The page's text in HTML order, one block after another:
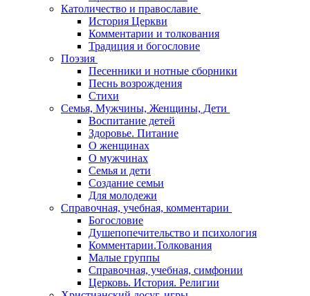
Католичество и православие
История Церкви
Комментарии и толкования
Традиция и богословие
Поэзия
Песенники и нотные сборники
Песнь возрождения
Стихи
Семья, Мужчины, Женщины, Дети
Воспитание детей
Здоровье. Питание
О женщинах
О мужчинах
Семья и дети
Создание семьи
Для молодежи
Справочная, учебная, комментарии
Богословие
Душепопечительство и психология
Комментарии.Толкования
Малые группы
Справочная, учебная, симфонии
Церковь. История. Религии